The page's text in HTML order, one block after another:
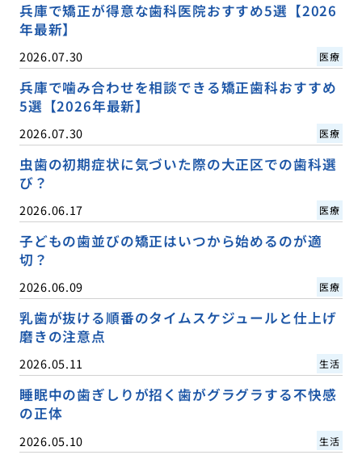
兵庫で矯正が得意な歯科医院おすすめ5選【2026
年最新】
2026.07.30 医療
兵庫で噛み合わせを相談できる矯正歯科おすすめ
5選【2026年最新】
2026.07.30 医療
虫歯の初期症状に気づいた際の大正区での歯科選
び？
2026.06.17 医療
子どもの歯並びの矯正はいつから始めるのが適
切？
2026.06.09 医療
乳歯が抜ける順番のタイムスケジュールと仕上げ
磨きの注意点
2026.05.11 生活
睡眠中の歯ぎしりが招く歯がグラグラする不快感
の正体
2026.05.10 生活